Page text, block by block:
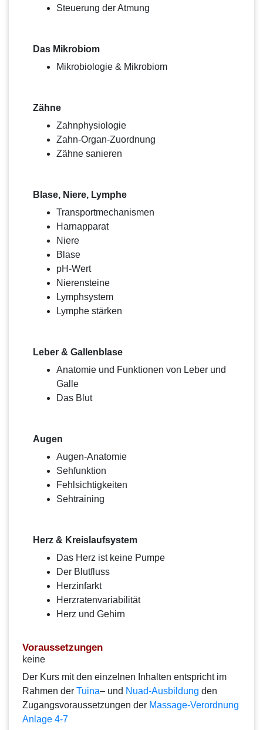
Steuerung der Atmung
Das Mikrobiom
Mikrobiologie & Mikrobiom
Zähne
Zahnphysiologie
Zahn-Organ-Zuordnung
Zähne sanieren
Blase, Niere, Lymphe
Transportmechanismen
Harnapparat
Niere
Blase
pH-Wert
Nierensteine
Lymphsystem
Lymphe stärken
Leber & Gallenblase
Anatomie und Funktionen von Leber und
Galle
Das Blut
Augen
Augen-Anatomie
Sehfunktion
Fehlsichtigkeiten
Sehtraining
Herz & Kreislaufsystem
Das Herz ist keine Pumpe
Der Blutfluss
Herzinfarkt
Herzratenvariabilität
Herz und Gehirn
Voraussetzungen
keine
Der Kurs mit den einzelnen Inhalten entspricht im
Rahmen der Tuina– und Nuad-Ausbildung den
Zugangsvoraussetzungen der Massage-Verordnung
Anlage 4-7